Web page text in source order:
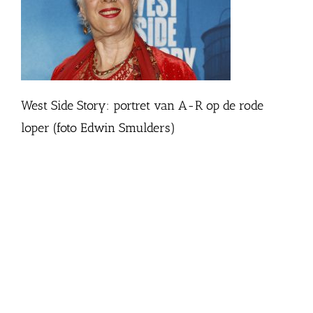
West Side Story: portret van A-R op de rode
loper (foto Edwin Smulders)